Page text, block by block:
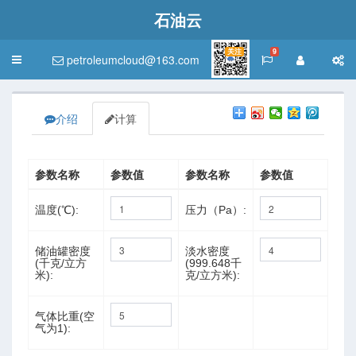
石油云
Toggle
petroleumcloud@163.com
关注 9
介绍 计算
参数名称 参数值 参数名称 参数值
温度(℃): 压力（Pa）:
储油罐密度
(千克/立方
米):
淡水密度
(999.648千
克/立方米):
气体比重(空
气为1):